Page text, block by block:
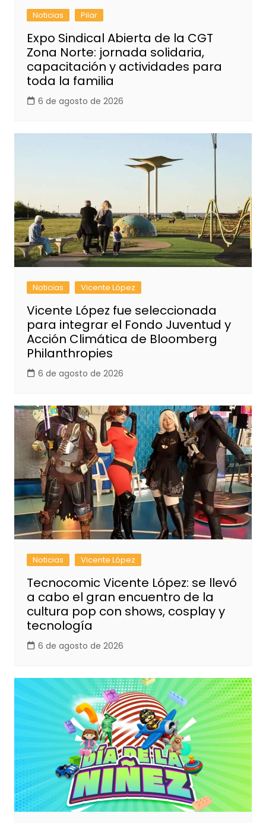
Noticias Pilar
Expo Sindical Abierta de la CGT
Zona Norte: jornada solidaria,
capacitación y actividades para
toda la familia
6 de agosto de 2026
Noticias Vicente López
Vicente López fue seleccionada
para integrar el Fondo Juventud y
Acción Climática de Bloomberg
Philanthropies
6 de agosto de 2026
Noticias Vicente López
Tecnocomic Vicente López: se llevó
a cabo el gran encuentro de la
cultura pop con shows, cosplay y
tecnología
6 de agosto de 2026